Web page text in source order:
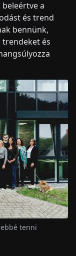
a
és trend
bennünk,
és
tenni